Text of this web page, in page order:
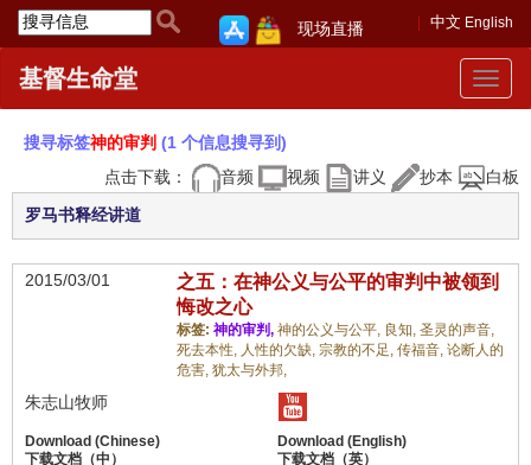
中文 English
现场直播
Toggle
基督生命堂
搜寻标签神的审判 (1 个信息搜寻到)
点击下载：
音频 视频 讲义 抄本 白板
罗马书释经讲道
2015/03/01
之五：在神公义与公平的审判中被领到
悔改之心
标签: 神的审判, 神的公义与公平, 良知, 圣灵的声音,
死去本性, 人性的欠缺, 宗教的不足, 传福音, 论断人的
危害, 犹太与外邦,
朱志山牧师